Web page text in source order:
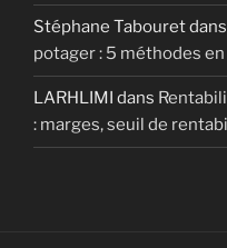
Stéphane Tabouretdans
potager : 5 méthodes
LARHLIMI dans
: marges, seuil de